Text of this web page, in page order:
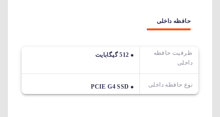
حافظه داخلی
ظرفیت حافظه
داخلی
512 گیگابایت
نوع حافظه داخلی PCIE G4 SSD